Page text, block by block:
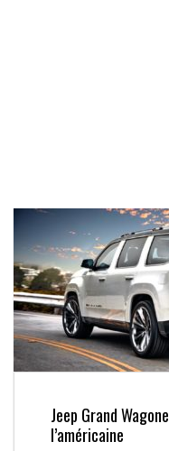
Jeep Grand
l’américaine